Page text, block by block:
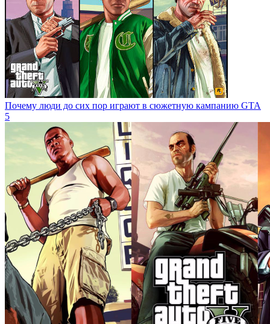
Почему люди до сих пор играют в сюжетную кампанию GTA
5